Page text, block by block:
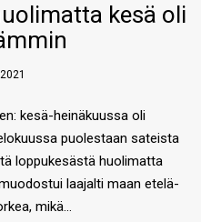
kesä oli
kesä-heinäkuussa oli
puolestaan sateista
loppukesästä huolimatta
laajalti maan etelä-
mikä…